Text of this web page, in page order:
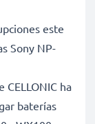
este
Sony NP-
CELLONIC ha
baterías